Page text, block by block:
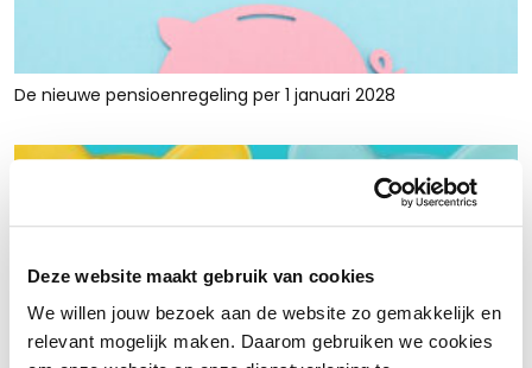
Deze website maakt gebruik van cookies
We willen jouw bezoek aan de website zo gemakkelijk en
relevant mogelijk maken. Daarom gebruiken we cookies
De nieuwe pensioenregeling per 1 januari 2028
Rust en ruimte met werkkapitaalfinanciering: voor retailers
die tijdelijk krap zitten